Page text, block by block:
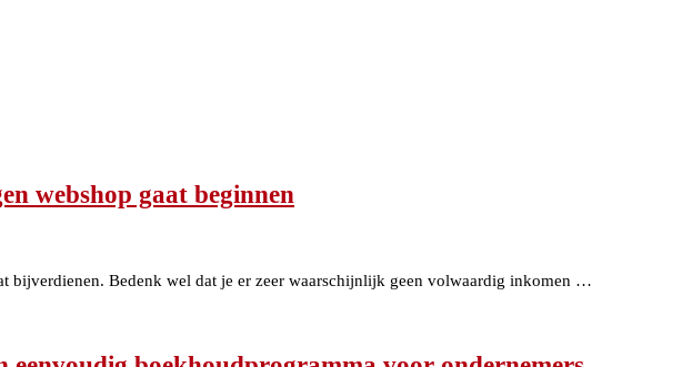
webshop gaat beginnen
bijverdienen. Bedenk wel dat je er zeer waarschijnlijk geen volwaardig inkomen …